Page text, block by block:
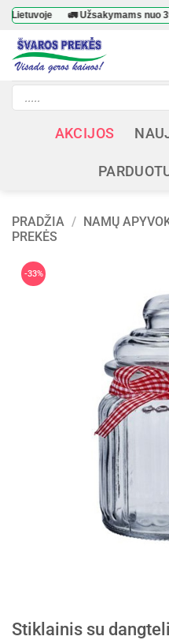
Skip
content
🚛 Užsakymams nuo39 €–
Products
search
AKCIJOS
PRADŽIA / NAMŲ
PREKĖS
-33%
Stiklainis su